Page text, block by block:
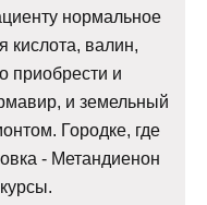
нормальное
кислота, валин,
приобрести и
и земельный
Городке, где
- Метандиенон